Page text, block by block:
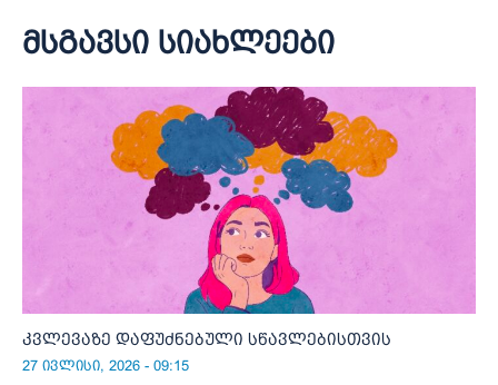
მსგავსი სიახლეები
კვლევაზე დაფუძნებული სწავლებისთვის
27 ივლისი, 2026 - 09:15